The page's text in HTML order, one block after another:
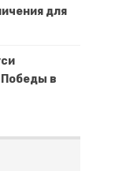
для
в